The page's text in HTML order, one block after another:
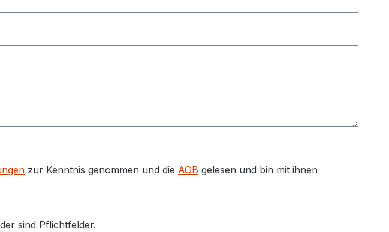
zur Kenntnis genommen und die AGB gelesen und bin mit ihnen
sind Pflichtfelder.